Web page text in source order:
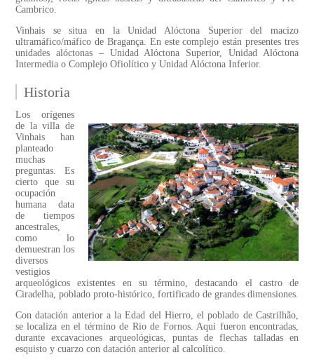
Cambrico.
Vinhais se situa en la Unidad Alóctona Superior del macizo
ultramáfico/máfico de Bragança. En este complejo están presentes tres
unidades alóctonas – Unidad Alóctona Superior, Unidad Alóctona
Intermedia o Complejo Ofiolítico y Unidad Alóctona Inferior.
Historia
Los orígenes
de la villa de
Vinhais han
planteado
muchas
preguntas. Es
cierto que su
ocupación
humana data
de tiempos
ancestrales,
como lo
demuestran los
diversos
vestigios
arqueológicos existentes en su término, destacando el castro de
Ciradelha, poblado proto-histórico, fortificado de grandes dimensiones.
Con datación anterior a la Edad del Hierro, el poblado de Castrilhão,
se localiza en el término de Rio de Fornos. Aqui fueron encontradas,
durante excavaciones arqueológicas, puntas de flechas talladas en
esquisto y cuarzo con datación anterior al calcolítico.